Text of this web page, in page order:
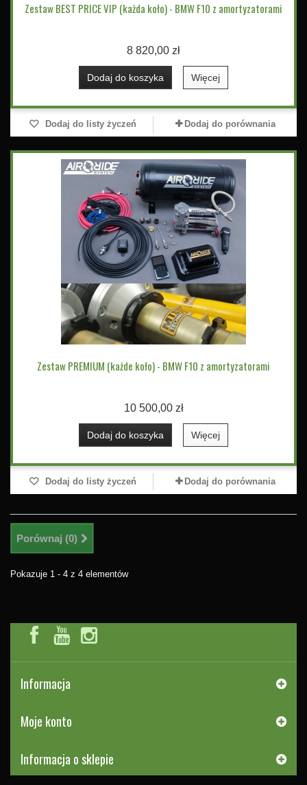
Zestaw BEST PRICE VIP (każda koło) - BMW F10 z amortyzatorami
8 820,00 zł
Dodaj do koszyka Więcej
Dodaj do listy życzeń Dodaj do porównania
Zestaw PREMIUM (każde koło) - BMW F10 z amortyzatorami
10 500,00 zł
Dodaj do koszyka Więcej
Dodaj do listy życzeń Dodaj do porównania
Porównaj (0)
Pokazuje 1 - 4 z 4 elementów
Informacja
Moje konto
Informacja o sklepie